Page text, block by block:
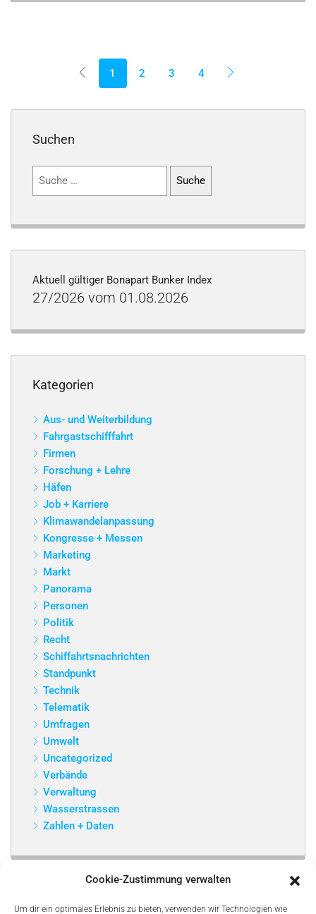
Cookie-Zustimmung verwalten
Um dir ein optimales Erlebnis zu bieten, verwenden wir Technologien wie
1 2 3 4
Suchen
Suchen
Aktuell gültiger Bonapart Bunker Index
27/2026 vom 01.08.2026
Kategorien
Aus- und Weiterbildung
Fahrgastschifffahrt
Firmen
Forschung + Lehre
Häfen
Job + Karriere
Klimawandelanpassung
Kongresse + Messen
Marketing
Markt
Panorama
Personen
Politik
Recht
Schiffahrtsnachrichten
Standpunkt
Technik
Telematik
Umfragen
Umwelt
Uncategorized
Verbände
Verwaltung
Wasserstrassen
Zahlen + Daten